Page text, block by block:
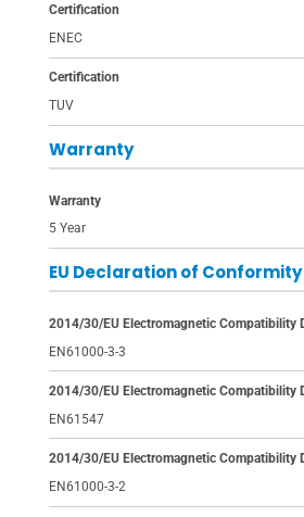
Certification
ENEC
Certification
TUV
Warranty
Warranty
5 Year
EU Declaration of Conformity
2014/30/EU Electromagnetic Compatibility
EN61000-3-3
2014/30/EU Electromagnetic Compatibility
EN61547
2014/30/EU Electromagnetic Compatibility
EN61000-3-2